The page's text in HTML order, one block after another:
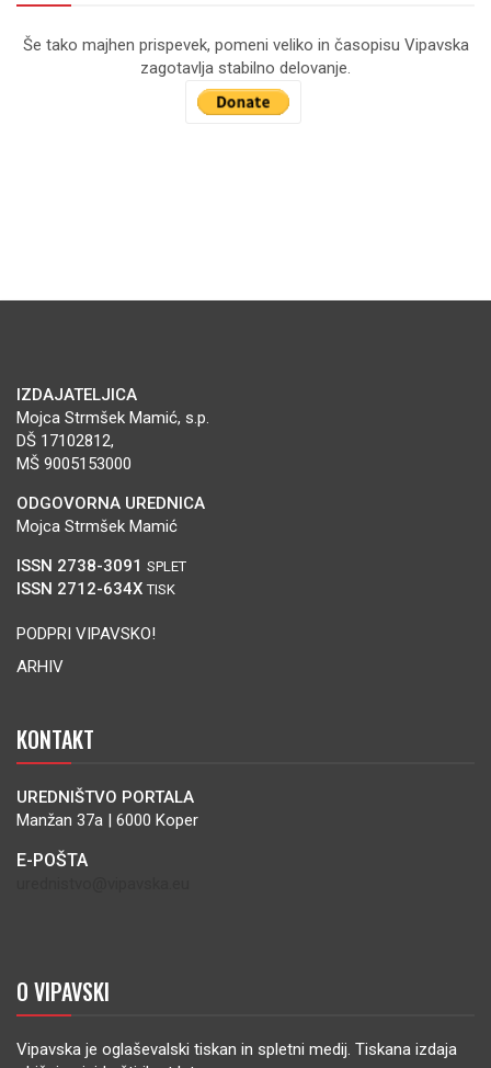
Še tako majhen prispevek, pomeni veliko in časopisu Vipavska
zagotavlja stabilno delovanje.
IZDAJATELJICA
Mojca Strmšek Mamić, s.p.
DŠ 17102812,
MŠ 9005153000
ODGOVORNA UREDNICA
Mojca Strmšek Mamić
ISSN 2738-3091 SPLET
ISSN 2712-634XTISK
PODPRI VIPAVSKO!
ARHIV
KONTAKT
UREDNIŠTVO PORTALA
Manžan 37a | 6000 Koper
E-POŠTA
O VIPAVSKI
Vipavska je oglaševalski tiskan in spletni medij. Tiskana izdaja